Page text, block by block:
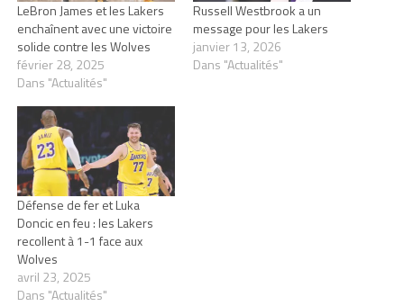
LeBron James et les Lakers
enchaînent avec une victoire
solide contre les Wolves
février 28, 2025
Dans "Actualités"
Russell Westbrook a un
message pour les Lakers
janvier 13, 2026
Dans "Actualités"
Défense de fer et Luka
Doncic en feu : les Lakers
recollent à 1-1 face aux
Wolves
avril 23, 2025
Dans "Actualités"